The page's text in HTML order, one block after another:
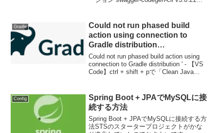
Gradle
Could not run phased build
action using connection to
Gradle distribution
‘https://services.gradle.org/distr
ibutions/gradle-x.x.x-bin.zip’
Could not run phased build action using
connection to Gradle distribution ' - 【VS
Code】ctrl + shift + pで「Clean Java
Config
Spring Boot + JPAでMySQLに接
続する方法
Spring Boot + JPAでMySQLに接続する方
法STSのスタータープロジェクトがかな